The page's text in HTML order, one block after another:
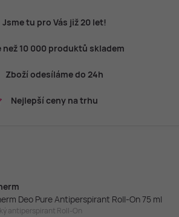
Jsme tu pro Vás již 20 let!
než 10 000 produktů skladem
Zboží odesíláme do 24h
Nejlepší ceny na trhu
Deo Pure Antiperspirant Roll-On 75 ml
antiperspirant Roll-On